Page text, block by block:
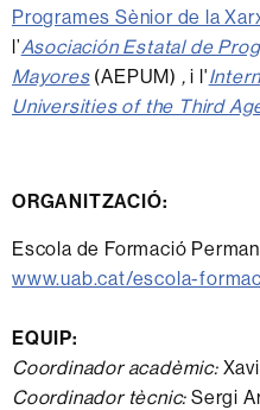
Programes Sènior de la
l’Asociación Estatal de
Mayores (AEPUM) , i l'
Universities of the Third
ORGANITZACIÓ:
Escola de Formació
www.uab.cat/escola-
EQUIP:
Coordinador acadèmic:
Coordinador tècnic: Sergi